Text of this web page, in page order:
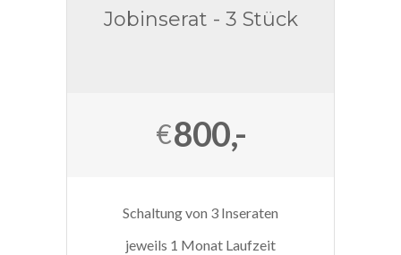
Jobinserat - 3 Stück
€800,-
Schaltung von 3 Inseraten
jeweils 1 Monat Laufzeit